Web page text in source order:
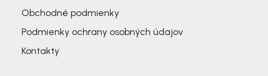
Obchodné podmienky
Podmienky ochrany osobných údajov
Kontakty